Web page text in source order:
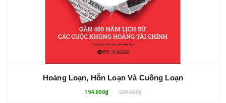
Hoảng Loạn, Hỗn Loạn Và Cuồng Loạn
194.650₫ 229.000₫